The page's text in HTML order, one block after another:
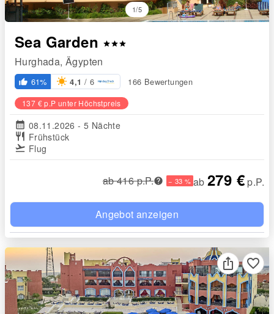
1/5
Sea Garden starstarstar
Hurghada, Ägypten
thumb_up_alt 61% 4,1 / 6 166 Bewertungen
137 € p.P unter Höchstpreis
calendar_month 08.11.2026 - 5 Nächte
restaurant Frühstück
flight_takeoff Flug
ab 416 p.P. − 33 % ab 279 € p.P.
Angebot anzeigen
favorite_border